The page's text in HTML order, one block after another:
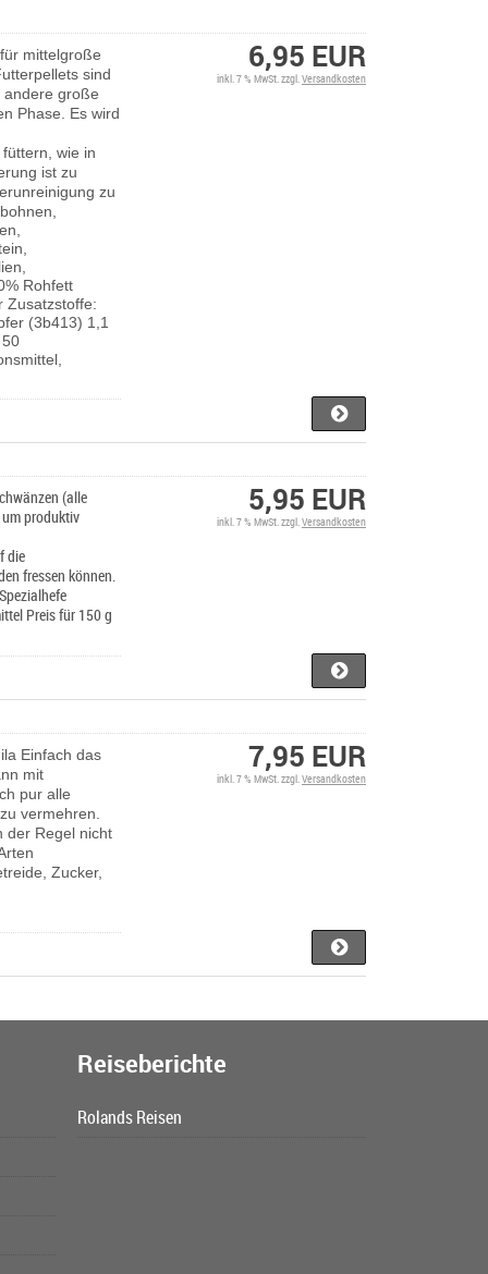
mittelgroße
sind
andere große
Phase. Es wird
wie in
ist zu
zu
Rohfett
Zusatzstoffe:
(3b413) 1,1
6,95 EUR
inkl. 7 % MwSt. zzgl.Versandkosten
(alle
produktiv
die
fressen können.
Preis für 150 g
5,95 EUR
inkl. 7 % MwSt. zzgl.Versandkosten
Einfach das
mit
pur alle
vermehren.
der Regel nicht
Zucker,
7,95 EUR
inkl. 7 % MwSt. zzgl.Versandkosten
Reiseberichte
Rolands Reisen